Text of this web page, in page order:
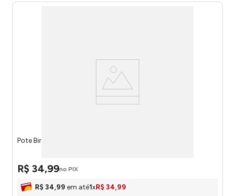
Pote Bird Vidro 1,9 Litros 22362 - Wolff
R$ 34,99no PIX
R$ 34,99 em até1xR$ 34,99